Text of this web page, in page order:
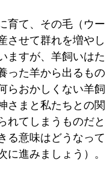
育て、その毛（ウー
させて群れを増やし
ますが、羊飼いはた
った羊から出るもの
らおかしくない羊飼
さまと私たちとの関
れてしまうものだと
る意味はどうなって
進みましょう）。